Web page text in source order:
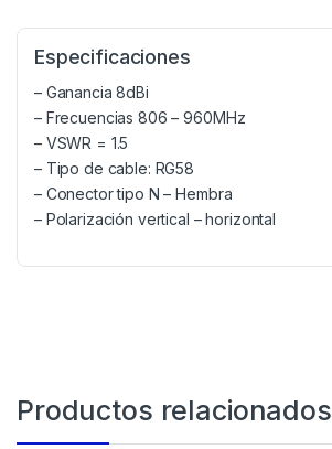
Especificaciones
– Ganancia 8dBi
– Frecuencias 806 – 960MHz
– VSWR = 1.5
– Tipo de cable: RG58
– Conector tipo N – Hembra
– Polarización vertical – horizontal
Productos relacionados